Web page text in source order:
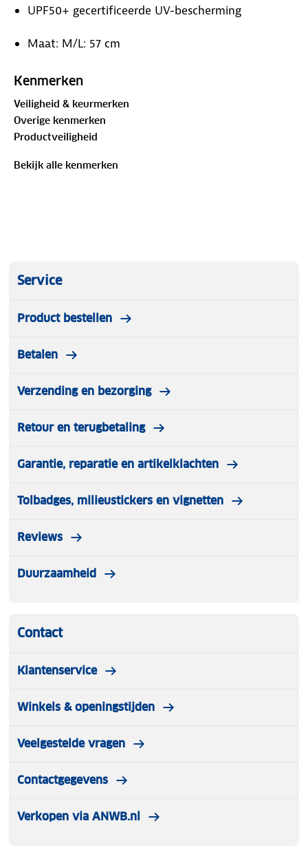
UPF50+ gecertificeerde UV-bescherming
Maat: M/L: 57 cm
Hoogte kroon: 11 cm
Breedte rand: 10 cm
70% Papiervezel, 30% Polyester
Kenmerken
Veiligheid & keurmerken
Overige kenmerken
Productveiligheid
Bekijk alle kenmerken
Service
Product bestellen
Betalen
Verzending en bezorging
Retour en terugbetaling
Garantie, reparatie en artikelklachten
Tolbadges, milieustickers en vignetten
Reviews
Duurzaamheid
Contact
Klantenservice
Winkels & openingstijden
Veelgestelde vragen
Contactgegevens
Verkopen via ANWB.nl